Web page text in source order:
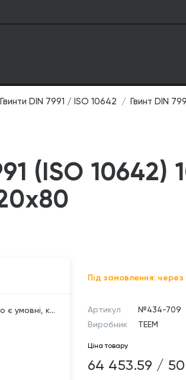
Гвинти DIN 7991 / ISO 10642 Гвинт DIN
(ISO 10642)
є умовні, к...
Під замовлення:
Артикул
№434-709
Виробник
TEEM
Ціна товару
64 453.59 /